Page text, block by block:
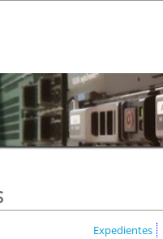
Expedientes